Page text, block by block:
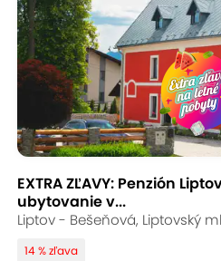
EXTRA ZĽAVY: Penzión
ubytovanie v...
Liptov - Bešeňová, Liptovský
14 % zľava